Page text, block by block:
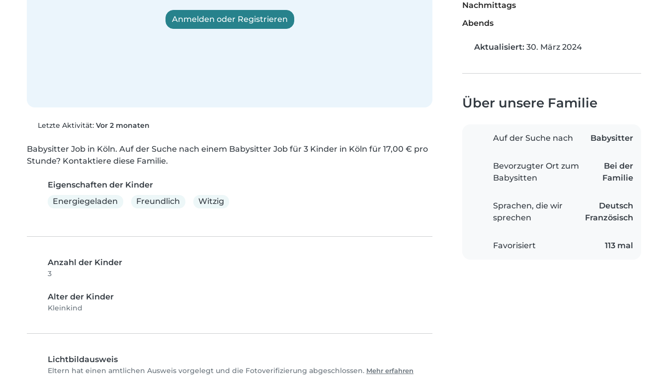
Anmelden oder Registrieren
Letzte Aktivität: Vor 2 monaten
Babysitter Job in Köln. Auf der Suche nach einem Babysitter Job für 3 Kinder in Köln für 17,00 € pro
Stunde? Kontaktiere diese Familie.
Eigenschaften der Kinder
Energiegeladen
Freundlich Witzig
Anzahl der Kinder
3
Alter der Kinder
Kleinkind
Lichtbildausweis
Eltern hat einen amtlichen Ausweis vorgelegt und die Fotoverifizierung abgeschlossen. Mehr erfahren
Nachmittags
Abends
Aktualisiert: 30. März 2024
Über unsere Familie
Auf der Suche nach Babysitter
Bevorzugter Ort zum
Babysitten
Bei der
Familie
Sprachen, die wir
sprechen
Deutsch
Französisch
Favorisiert 113 mal